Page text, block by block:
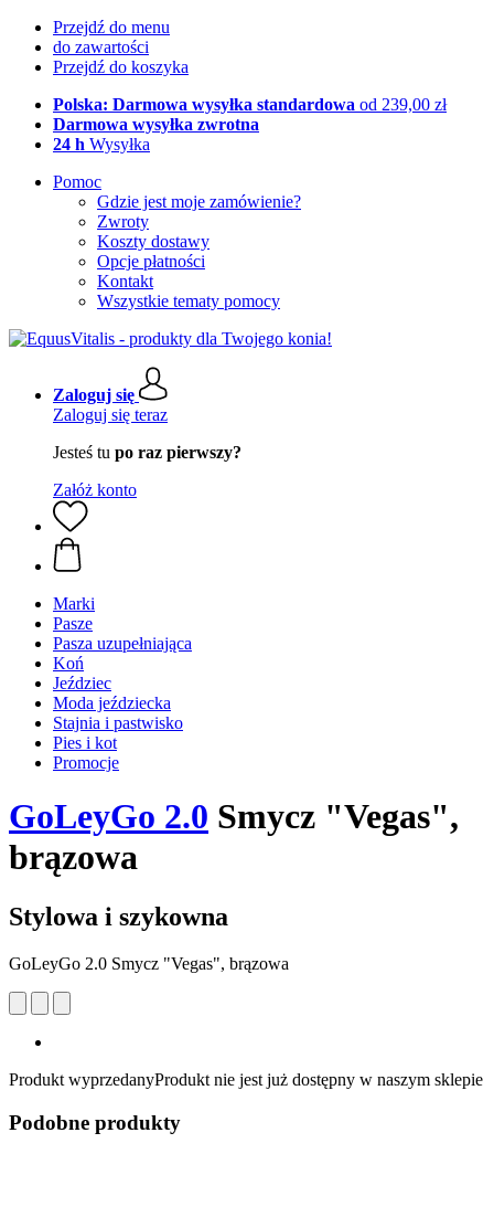
Przejdź do menu
do zawartości
Przejdź do koszyka
Polska: Darmowa wysyłka standardowa od 239,00 zł
Darmowa wysyłka zwrotna
24 h Wysyłka
Pomoc
Gdzie jest moje zamówienie?
Zwroty
Koszty dostawy
Opcje płatności
Kontakt
Wszystkie tematy pomocy
Zaloguj się
Zaloguj się teraz
Jesteś tu po raz pierwszy?
Załóż konto
Marki
Pasze
Pasza uzupełniająca
Koń
Jeździec
Moda jeździecka
Stajnia i pastwisko
Pies i kot
Promocje
GoLeyGo 2.0 Smycz "Vegas",
brązowa
Stylowa i szykowna
GoLeyGo 2.0 Smycz "Vegas", brązowa
Produkt wyprzedanyProdukt nie jest już dostępny w naszym sklepie
Podobne produkty